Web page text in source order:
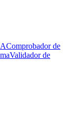
Comprobador de
Validador de